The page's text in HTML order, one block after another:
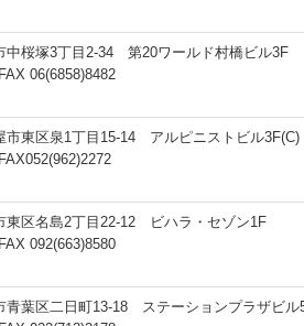
桜塚3丁目2-34 第20ワールド村橋ビル3F
06(6858)8482
東区泉1丁目15-14 アルピニストビル3F(C)
区名島2丁目22-12 ビハラ・セゾン1F
092(663)8580
葉区二日町13-18 ステーションプラザビル